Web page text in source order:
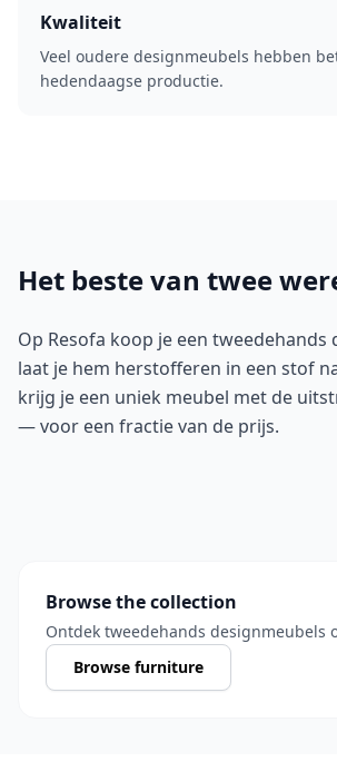
Kwaliteit
Veel oudere designmeubels hebben
hedendaagse productie.
Het beste van twee
Op Resofa koop je een tweedehands
laat je hem herstofferen in een stof
krijg je een uniek meubel met de
— voor een fractie van de prijs.
Browse the collection
Ontdek tweedehands designmeubels
Browse furniture